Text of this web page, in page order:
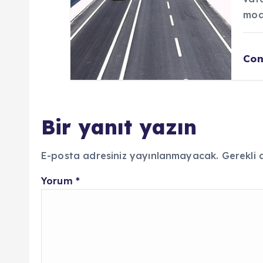
Bir yanıt yazın
E-posta adresiniz yayınlanmayacak. Gerekli
Yorum *